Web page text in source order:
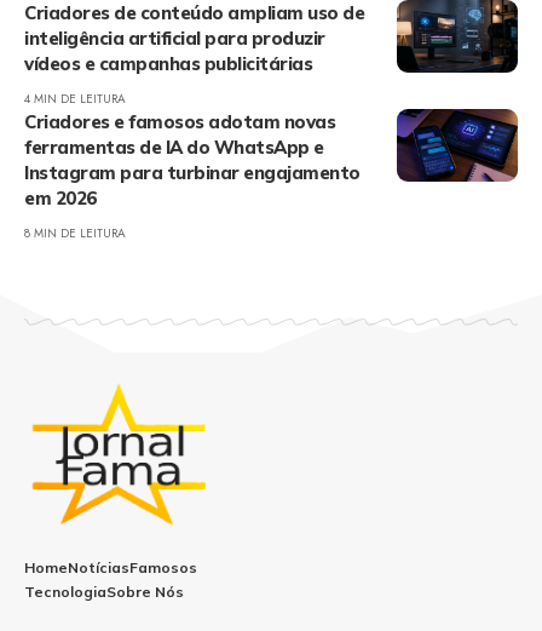
Criadores de conteúdo ampliam uso de
inteligência artificial para produzir
vídeos e campanhas publicitárias
4 MIN DE LEITURA
Criadores e famosos adotam novas
ferramentas de IA do WhatsApp e
Instagram para turbinar engajamento
em 2026
8 MIN DE LEITURA
HomeNotíciasFamosos
TecnologiaSobre Nós